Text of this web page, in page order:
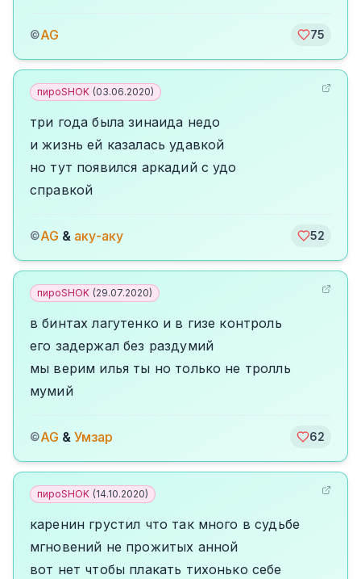
©AG 75
пироSHOK (03.06.2020)
три года была зинаида недо
и жизнь ей казалась удавкой
но тут появился аркадий с удо
справкой
©AG & аку-аку 52
пироSHOK (29.07.2020)
в бинтах лагутенко и в гизе контроль
его задержал без раздумий
мы верим илья ты но только не тролль
мумий
©AG & Умзар 62
пироSHOK (14.10.2020)
каренин грустил что так много в судьбе
мгновений не прожитых анной
вот нет чтобы плакать тихонько себе